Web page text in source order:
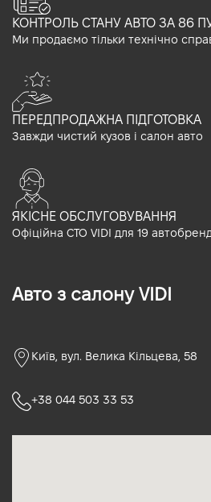
КОНТРОЛЬ СТАНУ АВТО ЗА 86
Ми продаємо тільки технічно
ПЕРЕДПРОДАЖНА ПІДГОТОВКА
Завжди чистий кузов і салон авто
ЯКІСНЕ ОБСЛУГОВУВАННЯ
Офіційна СТО VIDI для 19
Авто з салону VIDI
Київ, вул. Велика Кільцева, 58
+38 044 503 33 53